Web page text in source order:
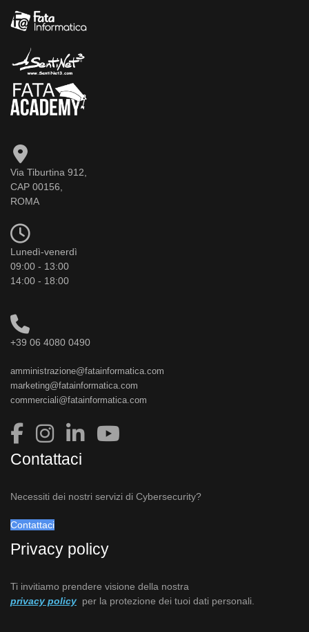
Via Tiburtina 912,
CAP 00156,
ROMA
Lunedì-venerdì
09:00 - 13:00
14:00 - 18:00
+39 06 4080 0490
amministrazione@fatainformatica.com
marketing@fatainformatica.com
commerciali@fatainformatica.com
Contattaci
Necessiti dei nostri servizi di Cybersecurity?
Contattaci
Privacy policy
Ti invitiamo prendere visione della nostra
privacy policy per la protezione dei tuoi dati personali.